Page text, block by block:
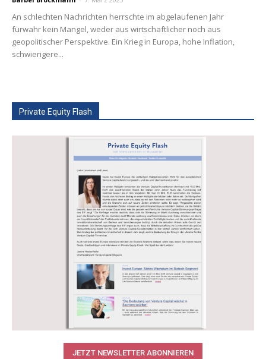
An schlechten Nachrichten herrschte im abgelaufenen Jahr
fürwahr kein Mangel, weder aus wirtschaftlicher noch aus
geopolitischer Perspektive. Ein Krieg in Europa, hohe Inflation,
schwierigere...
Private Equity Flash
JETZT NEWSLETTER ABONNIEREN